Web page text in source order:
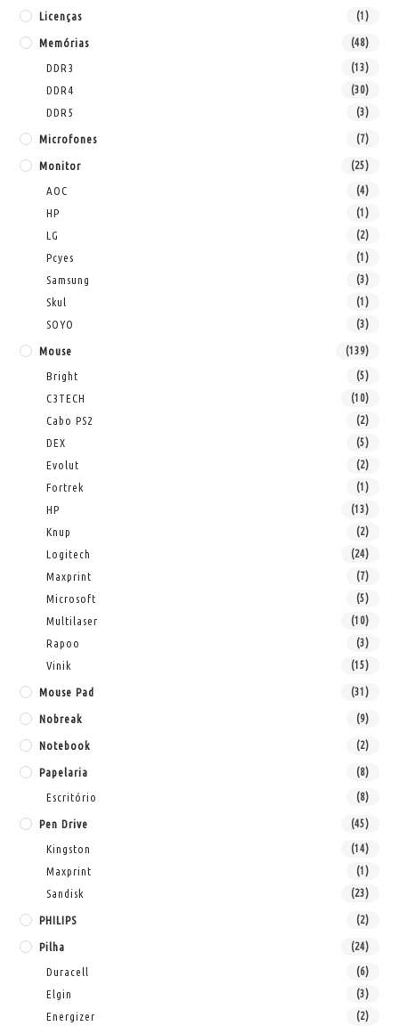
Licenças (1)
Memórias (48)
DDR3 (13)
DDR4 (30)
DDR5 (3)
Microfones (7)
Monitor (25)
AOC (4)
HP (1)
LG (2)
Pcyes (1)
Samsung (3)
Skul (1)
SOYO (3)
Mouse (139)
Bright (5)
C3TECH (10)
Cabo PS2 (2)
DEX (5)
Evolut (2)
Fortrek (1)
HP (13)
Knup (2)
Logitech (24)
Maxprint (7)
Microsoft (5)
Multilaser (10)
Rapoo (3)
Vinik (15)
Mouse Pad (31)
Nobreak (9)
Notebook (2)
Papelaria (8)
Escritório (8)
Pen Drive (45)
Kingston (14)
Maxprint (1)
Sandisk (23)
PHILIPS (2)
Pilha (24)
Duracell (6)
Elgin (3)
Energizer (2)